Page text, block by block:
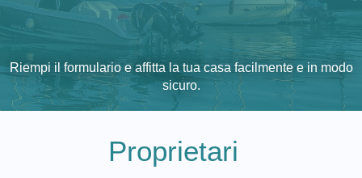
Riempi il formulario e affitta la tua casa facilmente e in modo
sicuro.
Proprietari